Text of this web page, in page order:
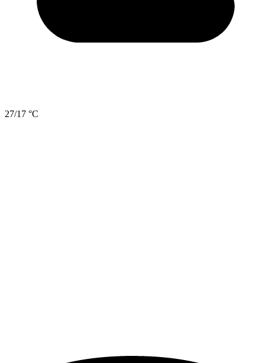
27/17 °C